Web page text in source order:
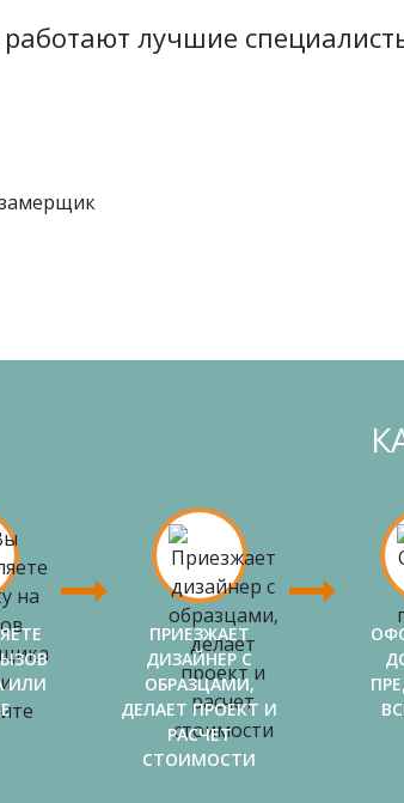
лучшие
ИЛИ
ПРИЕЗЖАЕТ
ДИЗАЙНЕР С
ОБРАЗЦАМИ,
ДЕЛАЕТ ПРОЕКТ И
РАСЧЕТ
СТОИМОСТИ